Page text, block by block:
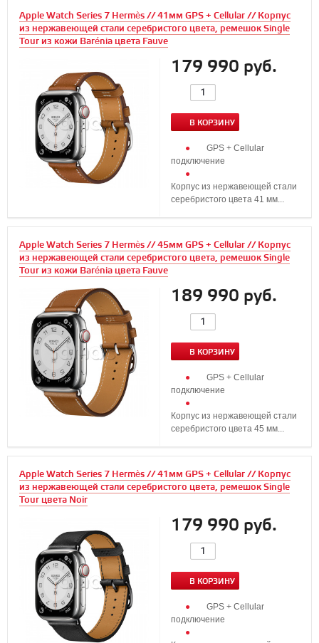
Apple Watch Series 7 Hermès // 41мм GPS + Cellular // Корпус
из нержавеющей стали серебристого цвета, ремешок Single
Tour из кожи Barénia цвета Fauve
179 990 руб.
В КОРЗИНУ
GPS + Cellular
подключение
Корпус из нержавеющей стали
серебристого цвета 41 мм...
Apple Watch Series 7 Hermès // 45мм GPS + Cellular // Корпус
из нержавеющей стали серебристого цвета, ремешок Single
Tour из кожи Barénia цвета Fauve
189 990 руб.
В КОРЗИНУ
GPS + Cellular
подключение
Корпус из нержавеющей стали
серебристого цвета 45 мм...
Apple Watch Series 7 Hermès // 41мм GPS + Cellular // Корпус
из нержавеющей стали серебристого цвета, ремешок Single
Tour цвета Noir
179 990 руб.
В КОРЗИНУ
GPS + Cellular
подключение